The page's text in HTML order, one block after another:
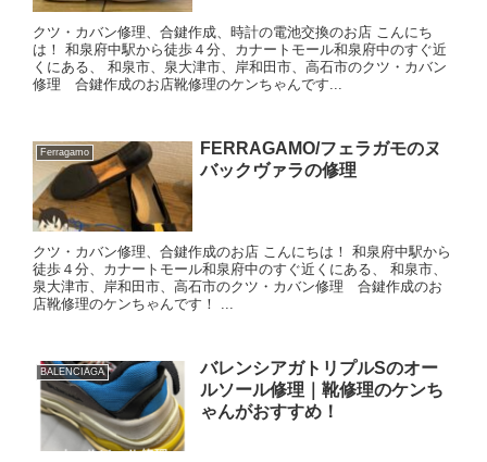
クツ・カバン修理、合鍵作成、時計の電池交換のお店 こんにち
は！ 和泉府中駅から徒歩４分、カナートモール和泉府中のすぐ近
くにある、 和泉市、泉大津市、岸和田市、高石市のクツ・カバン
修理 合鍵作成のお店靴修理のケンちゃんです...
Ferragamo
FERRAGAMO/フェラガモのヌ
バックヴァラの修理
クツ・カバン修理、合鍵作成のお店 こんにちは！ 和泉府中駅から
徒歩４分、カナートモール和泉府中のすぐ近くにある、 和泉市、
泉大津市、岸和田市、高石市のクツ・カバン修理 合鍵作成のお
店靴修理のケンちゃんです！ ...
BALENCIAGA
バレンシアガトリプルSのオー
ルソール修理｜靴修理のケンち
ゃんがおすすめ！